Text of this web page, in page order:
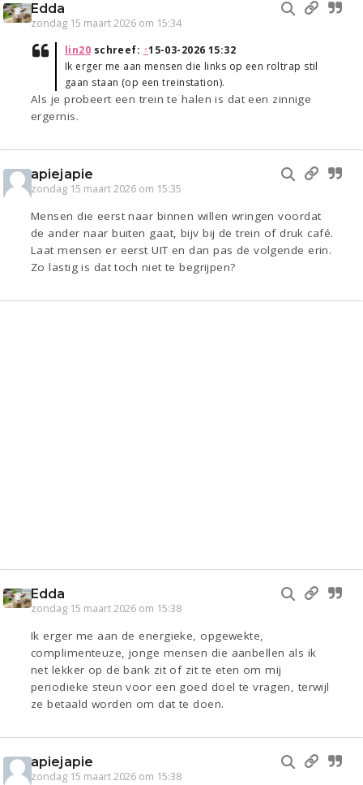
Edda
zondag 15 maart 2026 om 15:34
lin20 schreef: ↑15-03-2026 15:32
Ik erger me aan mensen die links op een roltrap stil
gaan staan (op een treinstation).
Als je probeert een trein te halen is dat een zinnige
ergernis.
apiejapie
zondag 15 maart 2026 om 15:35
Mensen die eerst naar binnen willen wringen voordat
de ander naar buiten gaat, bijv bij de trein of druk café.
Laat mensen er eerst UIT en dan pas de volgende erin.
Zo lastig is dat toch niet te begrijpen?
Edda
zondag 15 maart 2026 om 15:38
Ik erger me aan de energieke, opgewekte,
complimenteuze, jonge mensen die aanbellen als ik
net lekker op de bank zit of zit te eten om mij
periodieke steun voor een goed doel te vragen, terwijl
ze betaald worden om dat te doen.
apiejapie
zondag 15 maart 2026 om 15:38